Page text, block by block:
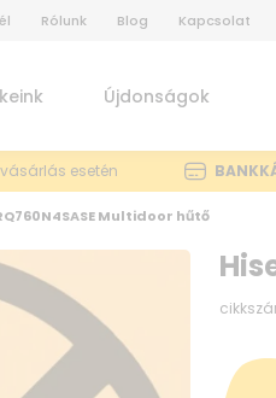
Rólunk Blog Kapcsolat
Újdonságok
esetén
Multidoor hűtő